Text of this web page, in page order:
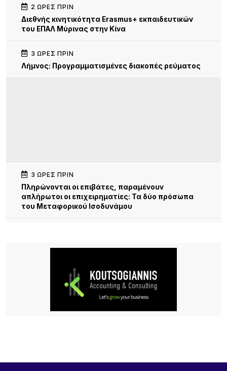
2 ΏΡΕΣ ΠΡΙΝ
Διεθνής κινητικότητα Erasmus+ εκπαιδευτικών
του ΕΠΑΛ Μύρινας στην Κίνα
3 ΏΡΕΣ ΠΡΙΝ
Λήμνος: Προγραμματισμένες διακοπές ρεύματος
3 ΏΡΕΣ ΠΡΙΝ
Πληρώνονται οι επιβάτες, παραμένουν
απλήρωτοι οι επιχειρηματίες: Τα δύο πρόσωπα
του Μεταφορικού Ισοδυνάμου
4 ΏΡΕΣ ΠΡΙΝ
Πρωτοφανές περιστατικό στον Μούδρο: Τρεις